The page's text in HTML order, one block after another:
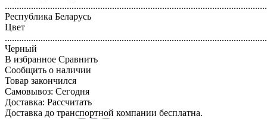
Республика Беларусь
Цвет
Черный
В избранное Сравнить
Сообщить о наличии
Товар закончился
Самовывоз: Сегодня
Доставка: Рассчитать
Доставка до транспортной компании бесплатна.